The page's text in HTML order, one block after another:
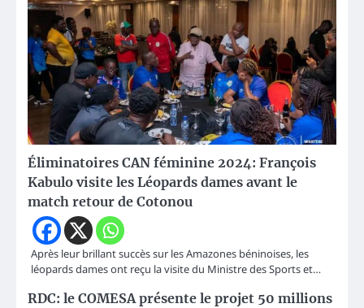
Éliminatoires CAN féminine 2024: François
Kabulo visite les Léopards dames avant le
match retour de Cotonou
Après leur brillant succès sur les Amazones béninoises, les
léopards dames ont reçu la visite du Ministre des Sports et…
RDC: le COMESA présente le projet 50 millions